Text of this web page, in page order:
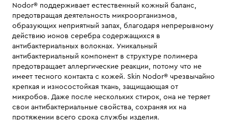
Nodor® поддерживает естественный кожный баланс,
предотвращая деятельность микроорганизмов,
образующих неприятный запах, благодаря непрерывному
действию ионов серебра содержащихся в
антибактериальных волокнах. Уникальный
антибактериальный компонент в структуре полимера
предотвращает аллергические реакции, потому что не
имеет тесного контакта с кожей. Skin Nodor® чрезвычайно
крепкая и износостойкая ткань, защищающая от
микробов. Даже после нескольких стирок, она не теряет
свои антибактериальные свойства, сохраняя их на
протяжении всего срока службы изделия.